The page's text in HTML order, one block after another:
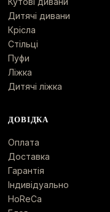
Дитячі дивани
Крісла
Стільці
Пуфи
Ліжка
Дитячі ліжка
ДОВІДКА
Оплата
Доставка
Гарантія
Індивідуально
HoReCa